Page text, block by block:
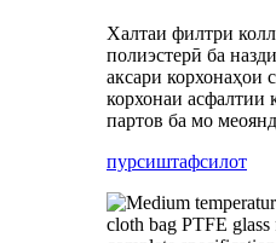
Халтаи филтри
полиэстерӣ ба
аксари корхонаҳои
корхонаи асфалтии
партов ба мо
пурсиштафсилот